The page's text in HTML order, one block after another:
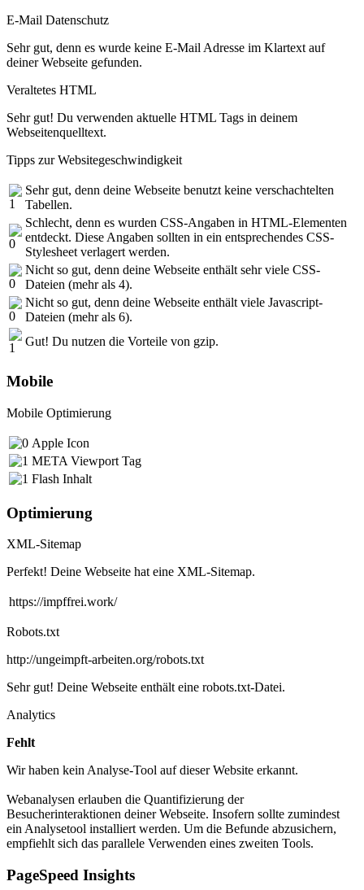
E-Mail Datenschutz
Sehr gut, denn es wurde keine E-Mail Adresse im Klartext auf
deiner Webseite gefunden.
Veraltetes HTML
Sehr gut! Du verwenden aktuelle HTML Tags in deinem
Webseitenquelltext.
Tipps zur Websitegeschwindigkeit
Sehr gut, denn deine Webseite benutzt keine verschachtelten
Tabellen.
Schlecht, denn es wurden CSS-Angaben in HTML-Elementen
entdeckt. Diese Angaben sollten in ein entsprechendes CSS-
Stylesheet verlagert werden.
Nicht so gut, denn deine Webseite enthält sehr viele CSS-
Dateien (mehr als 4).
Nicht so gut, denn deine Webseite enthält viele Javascript-
Dateien (mehr als 6).
Gut! Du nutzen die Vorteile von gzip.
Mobile
Mobile Optimierung
Apple Icon
META Viewport Tag
Flash Inhalt
Optimierung
XML-Sitemap
Perfekt! Deine Webseite hat eine XML-Sitemap.
https://impffrei.work/
Robots.txt
http://ungeimpft-arbeiten.org/robots.txt
Sehr gut! Deine Webseite enthält eine robots.txt-Datei.
Analytics
Fehlt
Wir haben kein Analyse-Tool auf dieser Website erkannt.
Webanalysen erlauben die Quantifizierung der
Besucherinteraktionen deiner Webseite. Insofern sollte zumindest
ein Analysetool installiert werden. Um die Befunde abzusichern,
empfiehlt sich das parallele Verwenden eines zweiten Tools.
PageSpeed Insights